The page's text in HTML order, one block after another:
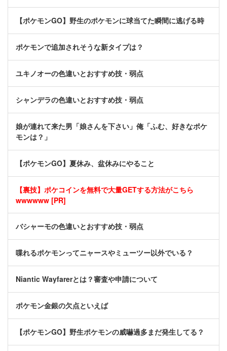
【ポケモンGO】野生のポケモンに球当てた瞬間に逃げる時
ポケモンで追加されそうな新タイプは？
ユキノオーの色違いとおすすめ技・弱点
シャンデラの色違いとおすすめ技・弱点
娘が連れて来た男「娘さんを下さい」俺「ふむ、好きなポケ
モンは？」
【ポケモンGO】夏休み、盆休みにやること
【裏技】ポケコインを無料で大量GETする方法がこちら
wwwwww [PR]
バシャーモの色違いとおすすめ技・弱点
喋れるポケモンってニャースやミューツー以外でいる？
Niantic Wayfarerとは？審査や申請について
ポケモン金銀の欠点といえば
【ポケモンGO】野生ポケモンの威嚇過多まだ発生してる？